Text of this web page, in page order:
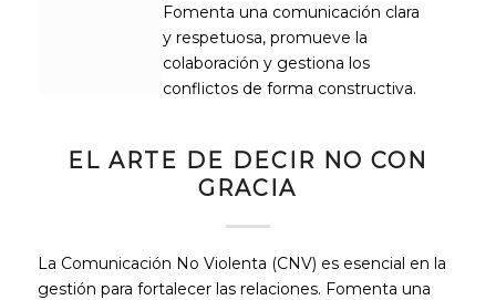
Fomenta una comunicación clara
y respetuosa, promueve la
colaboración y gestiona los
conflictos de forma constructiva.
EL ARTE DE DECIR NO CON
GRACIA
La Comunicación No Violenta (CNV) es esencial en la
gestión para fortalecer las relaciones. Fomenta una